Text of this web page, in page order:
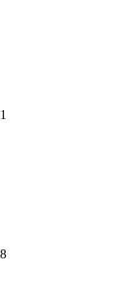
1
8